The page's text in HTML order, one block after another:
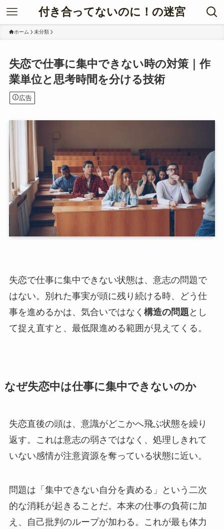
付き合ってないのに！の迷宮
ホーム 未分類
失恋で仕事に集中できない時の対策｜作
業単位と思考時間を分ける技術
広告
失恋で仕事に集中できない状態は、意志の問題で
はない。別れた事実が頭に残り続ける時、どう仕
事を進めるかは、気合いではなく 構造の問題 とし
て捉え直すと、最低限進める範囲が見えてくる。
なぜ失恋中は仕事に集中できないのか
失恋直後の頭は、意識がどこかへ飛ぶ状態を繰り
返す。これは意志の弱さではなく、処理しきれて
いない感情が注意資源を奪っている状態に近い。
問題は「集中できない自分を責める」という二次
的な消耗が起きることだ。本来の仕事の負荷に加
え、自己批判のループが加わる。これが最も体力